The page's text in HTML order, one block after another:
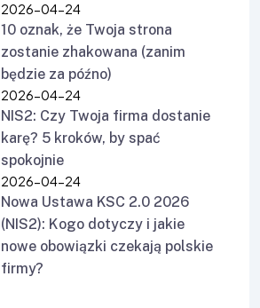
2026-04-24
10 oznak, że Twoja strona
zostanie zhakowana (zanim
będzie za późno)
2026-04-24
NIS2: Czy Twoja firma dostanie
karę? 5 kroków, by spać
spokojnie
2026-04-24
Nowa Ustawa KSC 2.0 2026
(NIS2): Kogo dotyczy i jakie
nowe obowiązki czekają polskie
firmy?